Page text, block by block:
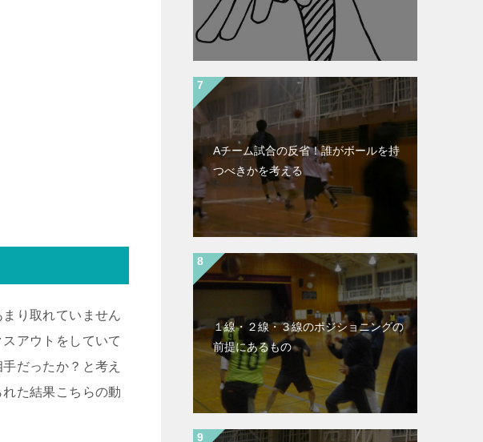
り取れていません
アウトをしていて
だったか？と考え
た結果こちらの動
Aチーム試合の反省！誰がボールを持
つべきかを考える
１線・２線・３線のポジショニングの
前提にあるもの